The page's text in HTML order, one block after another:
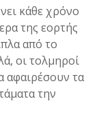
κάθε χρόνο
της εορτής
από το
οι τολμηροί
αφαιρέσουν τα
την